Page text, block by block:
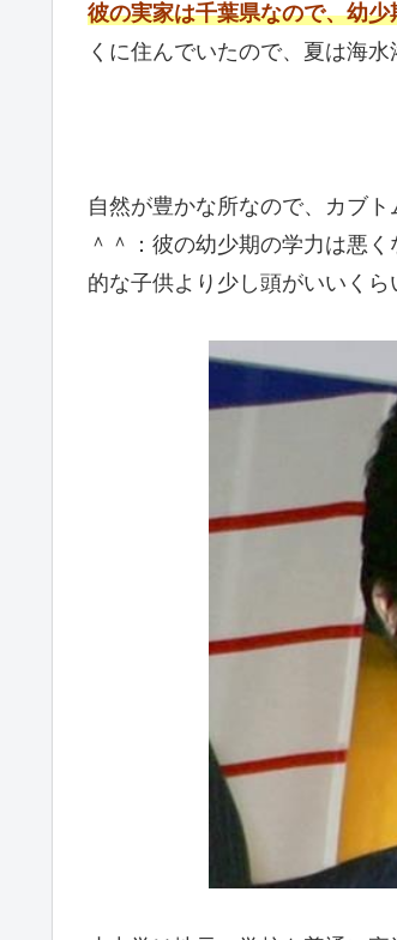
彼の実家は千葉県なので、幼
くに住んでいたので、夏は海
自然が豊かな所なので、カブ
＾＾：彼の幼少期の学力は悪
的な子供より少し頭がいいくら